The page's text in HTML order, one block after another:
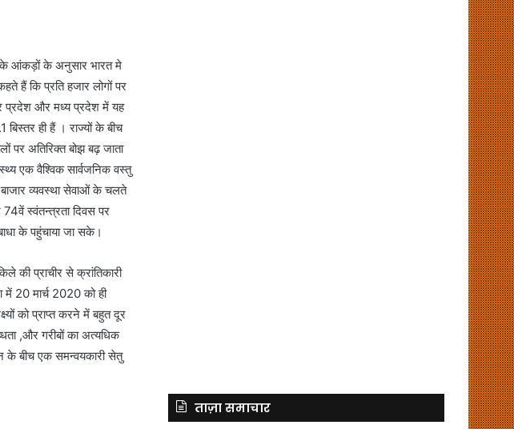
के आंकड़ों के अनुसार भारत मे
हैं कि प्रति हजार लोगों पर
प्रदेश और मध्य प्रदेश में यह
बिस्तर ही हैं । राज्यों के बीच
पर अतिरिक्त बोझ बढ़ जाता
एक वैश्विक सार्वजनिक वस्तु
व्यवस्था सेवाओं के चलते
स्वंतन्त्रता दिवस पर
के पहुंचाया जा सके।
की प्राचीर से क्रांतिकारी
20 मार्च 2020 को ही
को प्राप्त करने में बहुत दूर
,और गरीबों का अत्यधिक
के बीच एक समन्वयकारी सेतु
ताज़ा समाचार